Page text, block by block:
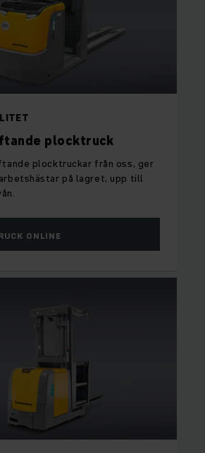
plocktruck
plocktruckar från oss, ger
på lagret, upp till
ONLINE